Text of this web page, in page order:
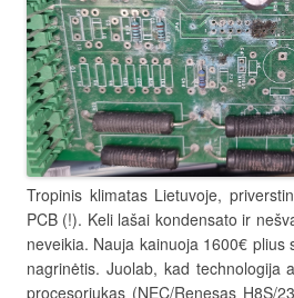
Tropinis klimatas Lietuvoje,
PCB (!). Keli lašai kondensato ir
neveikia. Nauja kainuoja 1600€
nagrinėtis. Juolab, kad technologija
procesoriukas (NEC/Renesas H8S/